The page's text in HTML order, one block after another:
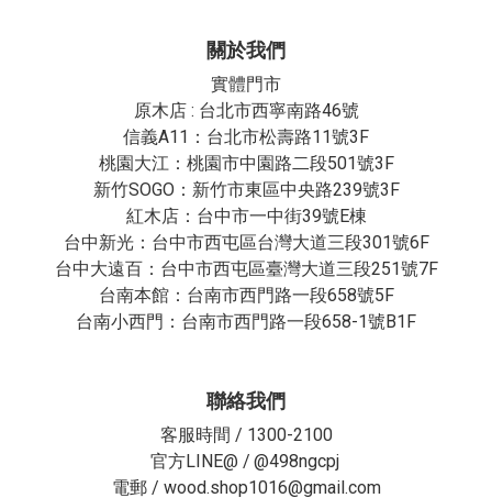
關於我們
實體門市
原木店 : 台北市西寧南路46號
信義A11：台北市松壽路11號3F
桃園大江：桃園市中園路二段501號3F
新竹SOGO：新竹市東區中央路239號3F
紅木店：台中市一中街39號E棟
台中新光：台中市西屯區台灣大道三段301號6F
台中大遠百：台中市西屯區臺灣大道三段251號7F
台南本館：台南市西門路一段658號5F
台南小西門：台南市西門路一段658-1號B1F
聯絡我們
客服時間 / 1300-2100
官方LINE@ / @498ngcpj
電郵 / wood.shop1016@gmail.com